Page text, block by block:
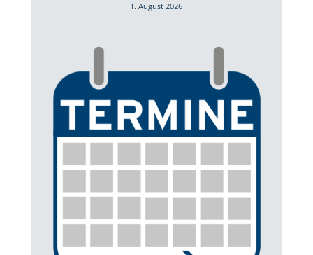
1. August 2026